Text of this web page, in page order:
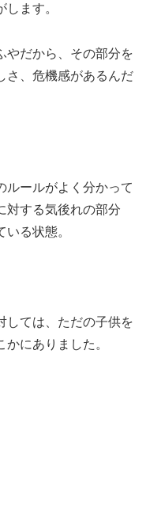
ます。
やだから、その部分を
さ、危機感があるんだ
ルールがよく分かって
対する気後れの部分
る状態。
しては、ただの子供を
にありました。